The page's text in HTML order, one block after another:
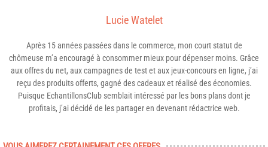
Lucie Watelet
Après 15 années passées dans le commerce, mon court statut de
chômeuse m’a encouragé à consommer mieux pour dépenser moins. Grâce
aux offres du net, aux campagnes de test et aux jeux-concours en ligne, j’ai
reçu des produits offerts, gagné des cadeaux et réalisé des économies.
Puisque EchantillonsClub semblait intéressé par les bons plans dont je
profitais, j’ai décidé de les partager en devenant rédactrice web.